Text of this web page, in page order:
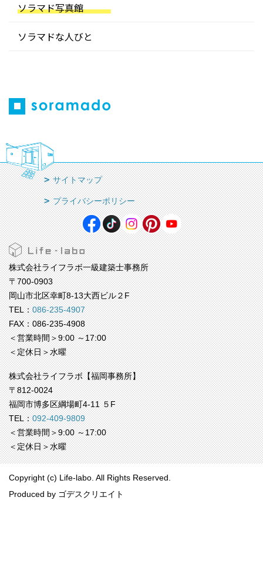
ソラマド写真館
ソラマドな人びと
サイトマップ
プライバシーポリシー
株式会社ライフラボ一級建築士事務所
〒700-0903
岡山市北区幸町8-13大西ビル２F
TEL：086-235-4907
FAX：086-235-4908
＜営業時間＞9:00 ～17:00
＜定休日＞水曜
株式会社ライフラボ【福岡事務所】
〒812-0024
福岡市博多区綱場町4-11 ５F
TEL：092-409-9809
＜営業時間＞9:00 ～17:00
＜定休日＞水曜
Copyright (c) Life-labo. All Rights Reserved.
Produced by ゴデスクリエイト